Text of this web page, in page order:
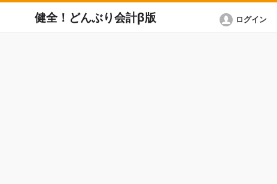
健全！どんぶり会計β版 ログイン